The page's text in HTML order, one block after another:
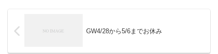
GW4/28から5/6までお休み